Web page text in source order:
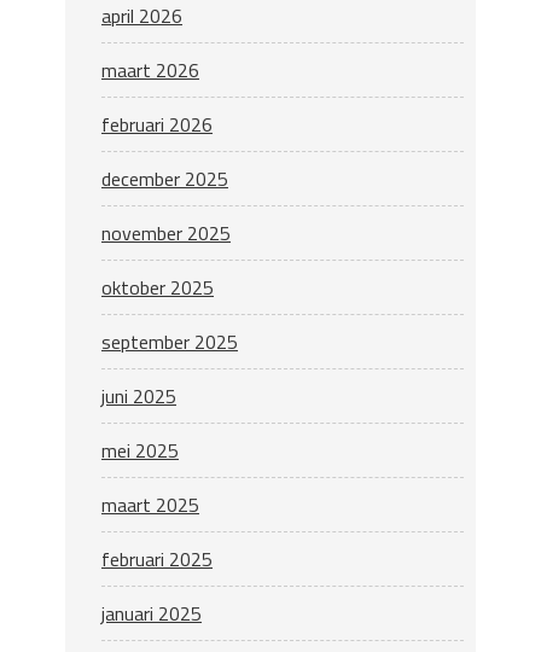
april 2026
maart 2026
februari 2026
december 2025
november 2025
oktober 2025
september 2025
juni 2025
mei 2025
maart 2025
februari 2025
januari 2025